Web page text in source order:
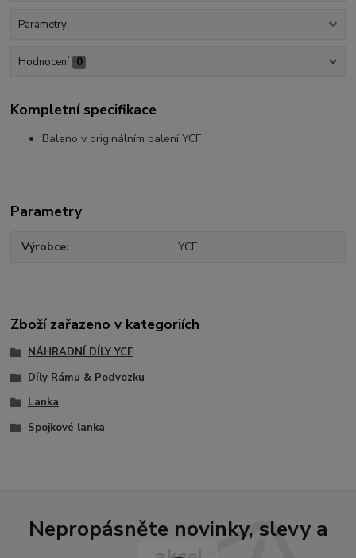
Parametry
Hodnocení 0
Kompletní specifikace
Baleno v originálním balení YCF
Parametry
Výrobce YCF
Zboží zařazeno v kategoriích
NÁHRADNÍ DÍLY YCF
Díly Rámu & Podvozku
Lanka
Spojkové lanka
Nepropásněte novinky, slevy a